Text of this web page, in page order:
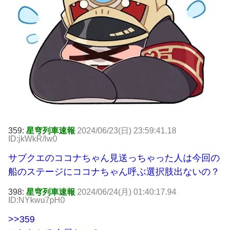
359: 星穹列車速報 2024/06/23(日) 23:59:41.18
ID:jkWkR/lw0
サブクエのココナちゃん見送っちゃった人は今回の
船のステージにココナちゃん呼ぶ選択肢出ないの？
398: 星穹列車速報 2024/06/24(月) 01:40:17.94
ID:NYkwu7pH0
>>359